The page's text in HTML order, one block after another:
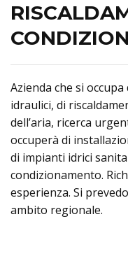
Azienda che si
idraulici, di
dell’aria, ricerca
occuperà di
di impianti idrici
condizionamento.
esperienza. Si
ambito regionale.